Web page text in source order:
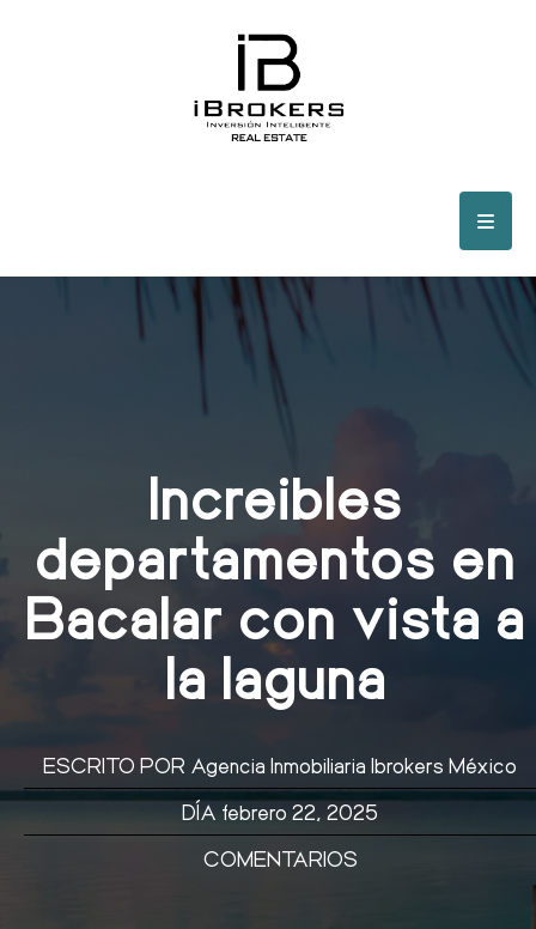
Increibles
departamentos en
Bacalar con vista a
la laguna
ESCRITO POR Agencia Inmobiliaria Ibrokers México
DÍA febrero 22, 2025
COMENTARIOS